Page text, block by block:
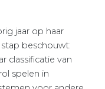
jaar op haar
beschouwt:
classificatie van
spelen in